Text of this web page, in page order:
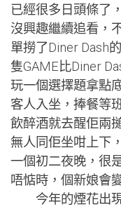
已經很多日頭條了
沒興趣繼續追看，
單撈了Diner Dash
隻GAME比Diner
玩一個選擇題拿點
客人入坐，捧餐等
飲醉酒就去醒佢兩
無人同佢坐咁上下
一個初二夜晚，很
唔惦時，個新娘會
今年的煙花出現